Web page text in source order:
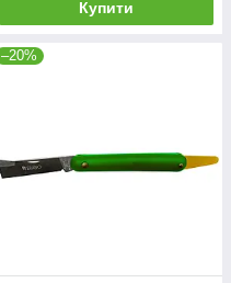
Купити
–20%